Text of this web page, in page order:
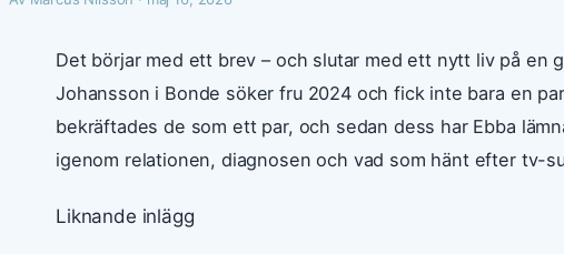
Det börjar med ett brev – och slutar med ett nytt liv på en
Johansson i Bonde söker fru 2024 och fick inte bara en
bekräftades de som ett par, och sedan dess har Ebba
igenom relationen, diagnosen och vad som hänt efter tv-
Liknande inlägg